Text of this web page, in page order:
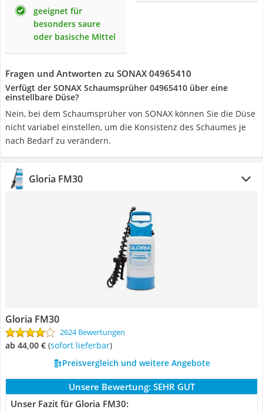
geeignet für
besonders saure
oder basische Mittel
Fragen und Antworten zu SONAX 04965410
Verfügt der SONAX Schaumsprüher 04965410 über eine
einstellbare Düse?
Nein, bei dem Schaumsprüher von SONAX können Sie die Düse
nicht variabel einstellen, um die Konsistenz des Schaumes je
nach Bedarf zu verändern.
Gloria FM30
Gloria FM30
2624 Bewertungen
ab 44,00 € ( Sofort lieferbar)
Preisvergleich und weitere Angebote
Unsere Bewertung: SEHR GUT
Unser Fazit für Gloria FM30: